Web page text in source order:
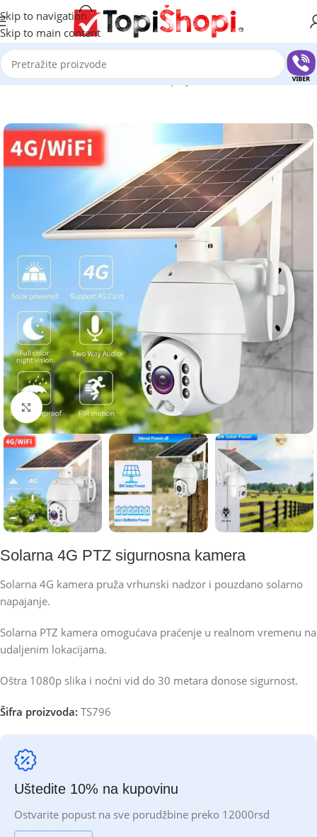
Skip to navigation
Skip to main content
Početna/Kamere za video nadzor/Spoljne kamere
Kliknite za uvećanje
Solarna 4G PTZ sigurnosna kamera
Solarna 4G kamera pruža vrhunski nadzor i pouzdano solarno
napajanje.
Solarna PTZ kamera omogućava praćenje u realnom vremenu na
udaljenim lokacijama.
Oštra 1080p slika i noćni vid do 30 metara donose sigurnost.
Šifra proizvoda: TS796
Uštedite 10% na kupovinu
Ostvarite popust na sve porudžbine preko 12000rsd